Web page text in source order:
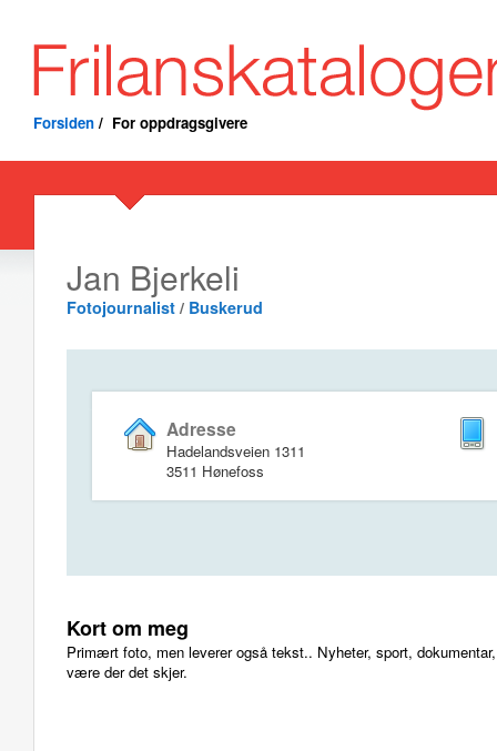
Forsiden / For oppdragsgivere
Jan Bjerkeli
Fotojournalist / Buskerud
Adresse
Hadelandsveien 1311
3511 Hønefoss
Kort om meg
Primært foto, men leverer også tekst.. Nyheter, sport,
være der det skjer.